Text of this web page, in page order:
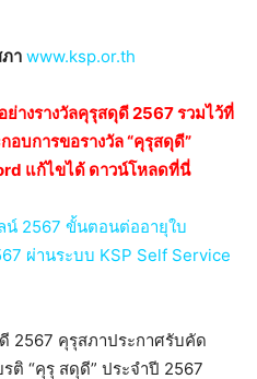
า www.ksp.or.th
ย่างรางวัลคุรุสดุดี 2567 รวมไว้ที่
อบการขอรางวัล “คุรุสดุดี”
แก้ไขได้ ดาวน์โหลดที่นี่
น์ 2567 ขั้นตอนต่ออายุใบ
ผ่านระบบ KSP Self Service
2567 คุรุสภาประกาศรับคัด
ติ “คุรุ สดุดี” ประจำปี 2567